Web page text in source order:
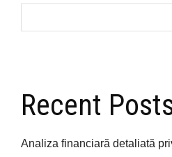
Recent
Analiza financiară detaliată